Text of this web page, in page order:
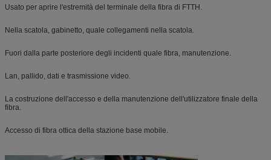
Usato per aprire l'estremità del terminale della fibra di FTTH.
Nella scatola, gabinetto, quale collegamenti nella scatola.
Fuori dalla parte posteriore degli incidenti quale fibra, manutenzione.
Lan, pallido, dati e trasmissione video.
La costruzione dell'accesso e della manutenzione dell'utilizzatore finale della
fibra.
Accesso di fibra ottica della stazione base mobile.